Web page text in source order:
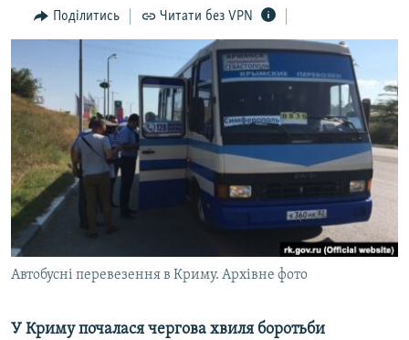
ВСЕ ЗА ДЕНЬ
СПЕЦПРОЕКТИ
ДЕПОРТАЦІЯ
ВІДЕОУРОКИ «ELIFBE»
СВІДЧЕННЯ ОКУПАЦІЇ
УКРАЇНСЬКА ПРОБЛЕМА КРИМУ
ІНФОГРАФІКА
ЯК ОБІЙТИ БЛОКУВАННЯ
Русский
Qırımtatar
ДОЛУЧАЙСЯ!
Поділитись Читати без VPN
Автобусні перевезення в Криму. Архівне фото
У Криму почалася чергова хвиля боротьби